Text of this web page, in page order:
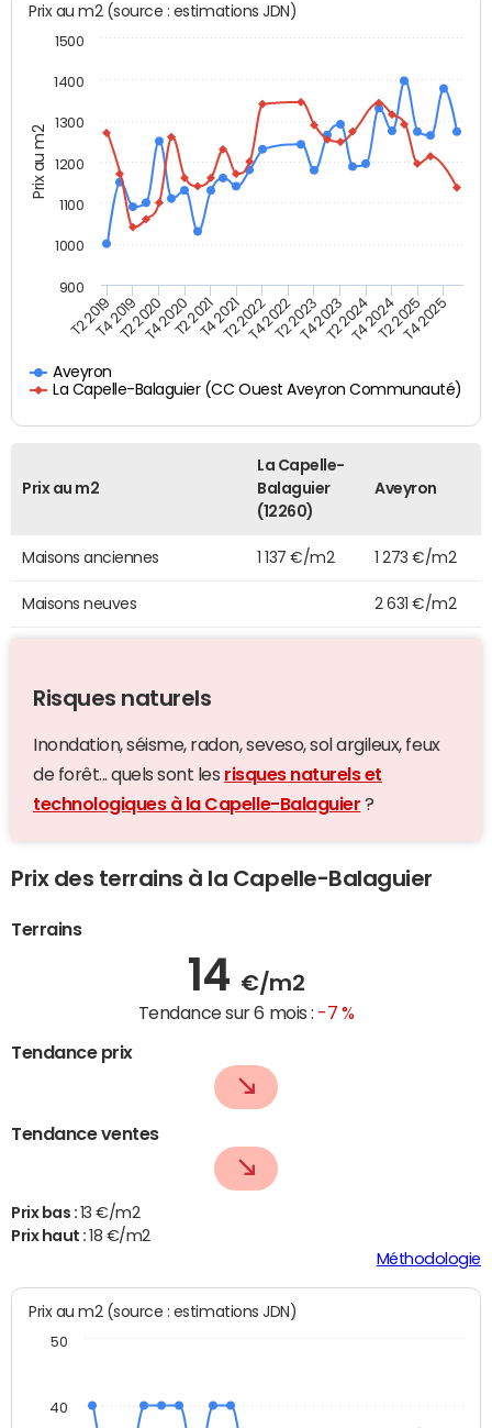
Prix au m2
Prix au m2 (source : estimations JDN)
Aveyron
La Capelle-Balaguier (CC Ouest Aveyron Communauté)
T2 2019T4 2019T2 2020T4 2020T2 2021T4 2021T2 2022T4 2022T2 2023T4 2023T2 2024T4 2024T2 2025T4 2025
900
1000
1100
1200
1300
1400
1500
Prix au m2
La Capelle-
Balaguier
(12260)
Aveyron
Maisons anciennes 1 137 €/m2 1 273 €/m2
Maisons neuves 2 631 €/m2
Risques naturels
Inondation, séisme, radon, seveso, sol argileux, feux
de forêt... quels sont les risques naturels et
technologiques à la Capelle-Balaguier ?
Prix des terrains à la Capelle-Balaguier
Terrains
14 €/m2
Tendance sur 6 mois : -7 %
Tendance prix
Tendance ventes
Prix bas : 13 €/m2
Prix haut : 18 €/m2
Méthodologie
Prix au m2 (source : estimations JDN)
40
50